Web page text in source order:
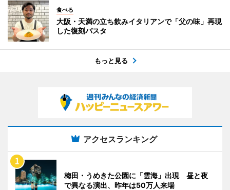
食べる
大阪・天満の立ち飲みイタリアンで「父の味」再現
した復刻パスタ
もっと見る
アクセスランキング
梅田・うめきた公園に「雲海」出現 昼と夜
で異なる演出、昨年は50万人来場